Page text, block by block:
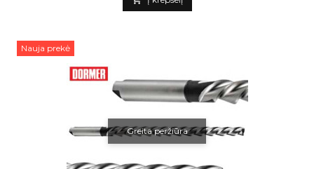
Nauja prekė
Greita peržiūra